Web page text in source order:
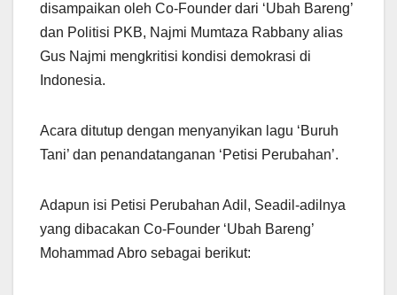
disampaikan oleh Co-Founder dari ‘Ubah Bareng’
dan Politisi PKB, Najmi Mumtaza Rabbany alias
Gus Najmi mengkritisi kondisi demokrasi di
Indonesia.
Acara ditutup dengan menyanyikan lagu ‘Buruh
Tani’ dan penandatanganan ‘Petisi Perubahan’.
Adapun isi Petisi Perubahan Adil, Seadil-adilnya
yang dibacakan Co-Founder ‘Ubah Bareng’
Mohammad Abro sebagai berikut: